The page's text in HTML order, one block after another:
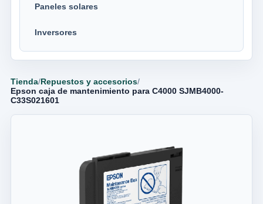
Paneles solares
Inversores
Tienda/Repuestos y accesorios/
Epson caja de mantenimiento para C4000 SJMB4000-
C33S021601